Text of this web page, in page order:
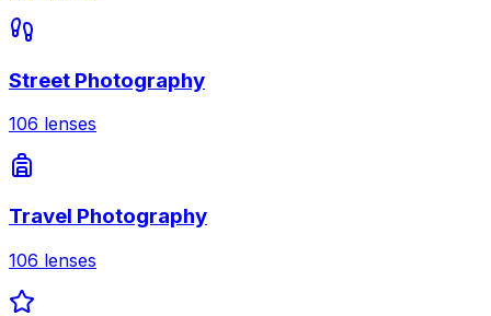
Street Photography
106 lenses
Travel Photography
106 lenses